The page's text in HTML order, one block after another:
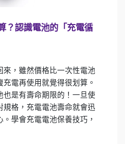
？認識電池的「充電循
來，雖然價格比一次性電池
電再使用就覺得很划算。
也是有壽命期限的！一旦使
規格，充電電池壽命就會迅
學會充電電池保養技巧，